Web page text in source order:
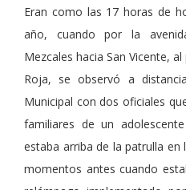
Eran como las 17 horas de
año, cuando por la
Mezcales hacia San Vicente,
Roja, se observó a
Municipal con dos oficiales
familiares de un
estaba arriba de la patrulla
momentos antes cuando